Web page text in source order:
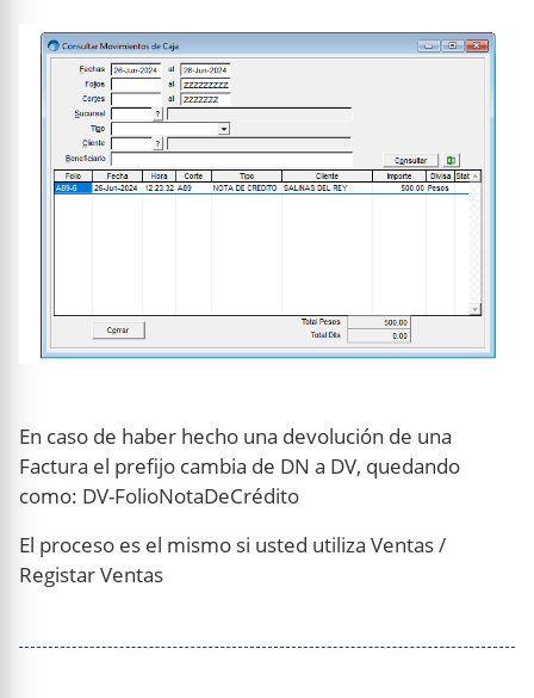
En caso de haber hecho una devolución de una
Factura el prefijo cambia de DN a DV, quedando
como: DV-FolioNotaDeCrédito
El proceso es el mismo si usted utiliza Ventas /
Registar Ventas